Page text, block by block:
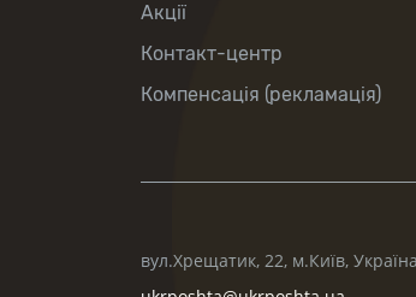
Акції
Контакт-центр
Компенсація (рекламація)
вул.Хрещатик, 22, м.Київ,